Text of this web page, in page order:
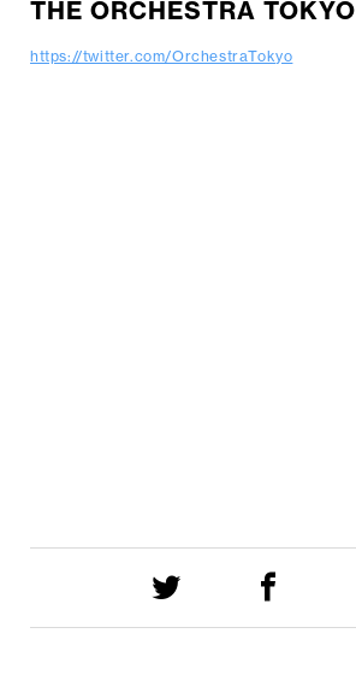
THE ORCHESTRA TOKYO
https://twitter.com/OrchestraTokyo